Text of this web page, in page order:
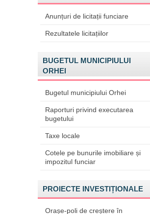
Anunțuri de licitații funciare
Rezultatele licitațiilor
BUGETUL MUNICIPIULUI
ORHEI
Bugetul municipiului Orhei
Raporturi privind executarea
bugetului
Taxe locale
Cotele pe bunurile imobiliare și
impozitul funciar
PROIECTE INVESTIȚIONALE
Orașe-poli de creștere în